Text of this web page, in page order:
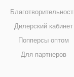
Дилерский кабинет
Попперсы оптом
Для партнеров